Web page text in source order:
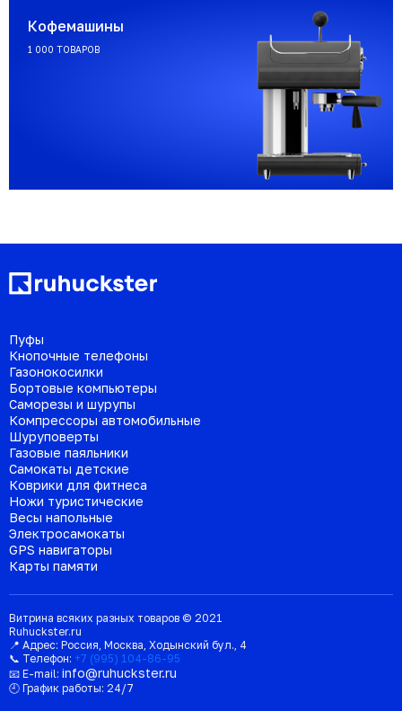
Кофемашины
1 000 ТОВАРОВ
Пуфы
Кнопочные телефоны
Газонокосилки
Бортовые компьютеры
Саморезы и шурупы
Компрессоры автомобильные
Шуруповерты
Газовые паяльники
Самокаты детские
Коврики для фитнеса
Ножи туристические
Весы напольные
Электросамокаты
GPS навигаторы
Карты памяти
Витрина всяких разных товаров © 2021
Ruhuckster.ru
📍 Адрес: Россия Москва Ходынский бул., 4
📞 Телефон: +7 (995) 104-86-95
📧 E-mail: info@ruhuckster.ru
🕘 График работы: 24/7